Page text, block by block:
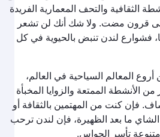
الثقافية والتحف المعمارية الفريدة
إلى قرون مضت. ولا شك أنك لن تشعر
فشوارع لندن تنبض بالحيوية في كل
المعالم السياحية في العالم،
من الأنشطة الممتعة والزوايا المخبأة
فإن كنت من المهتمين بالثقافة أو
ما بعد الظهيرة، فإن لندن ترحب
تأسر الحواس.